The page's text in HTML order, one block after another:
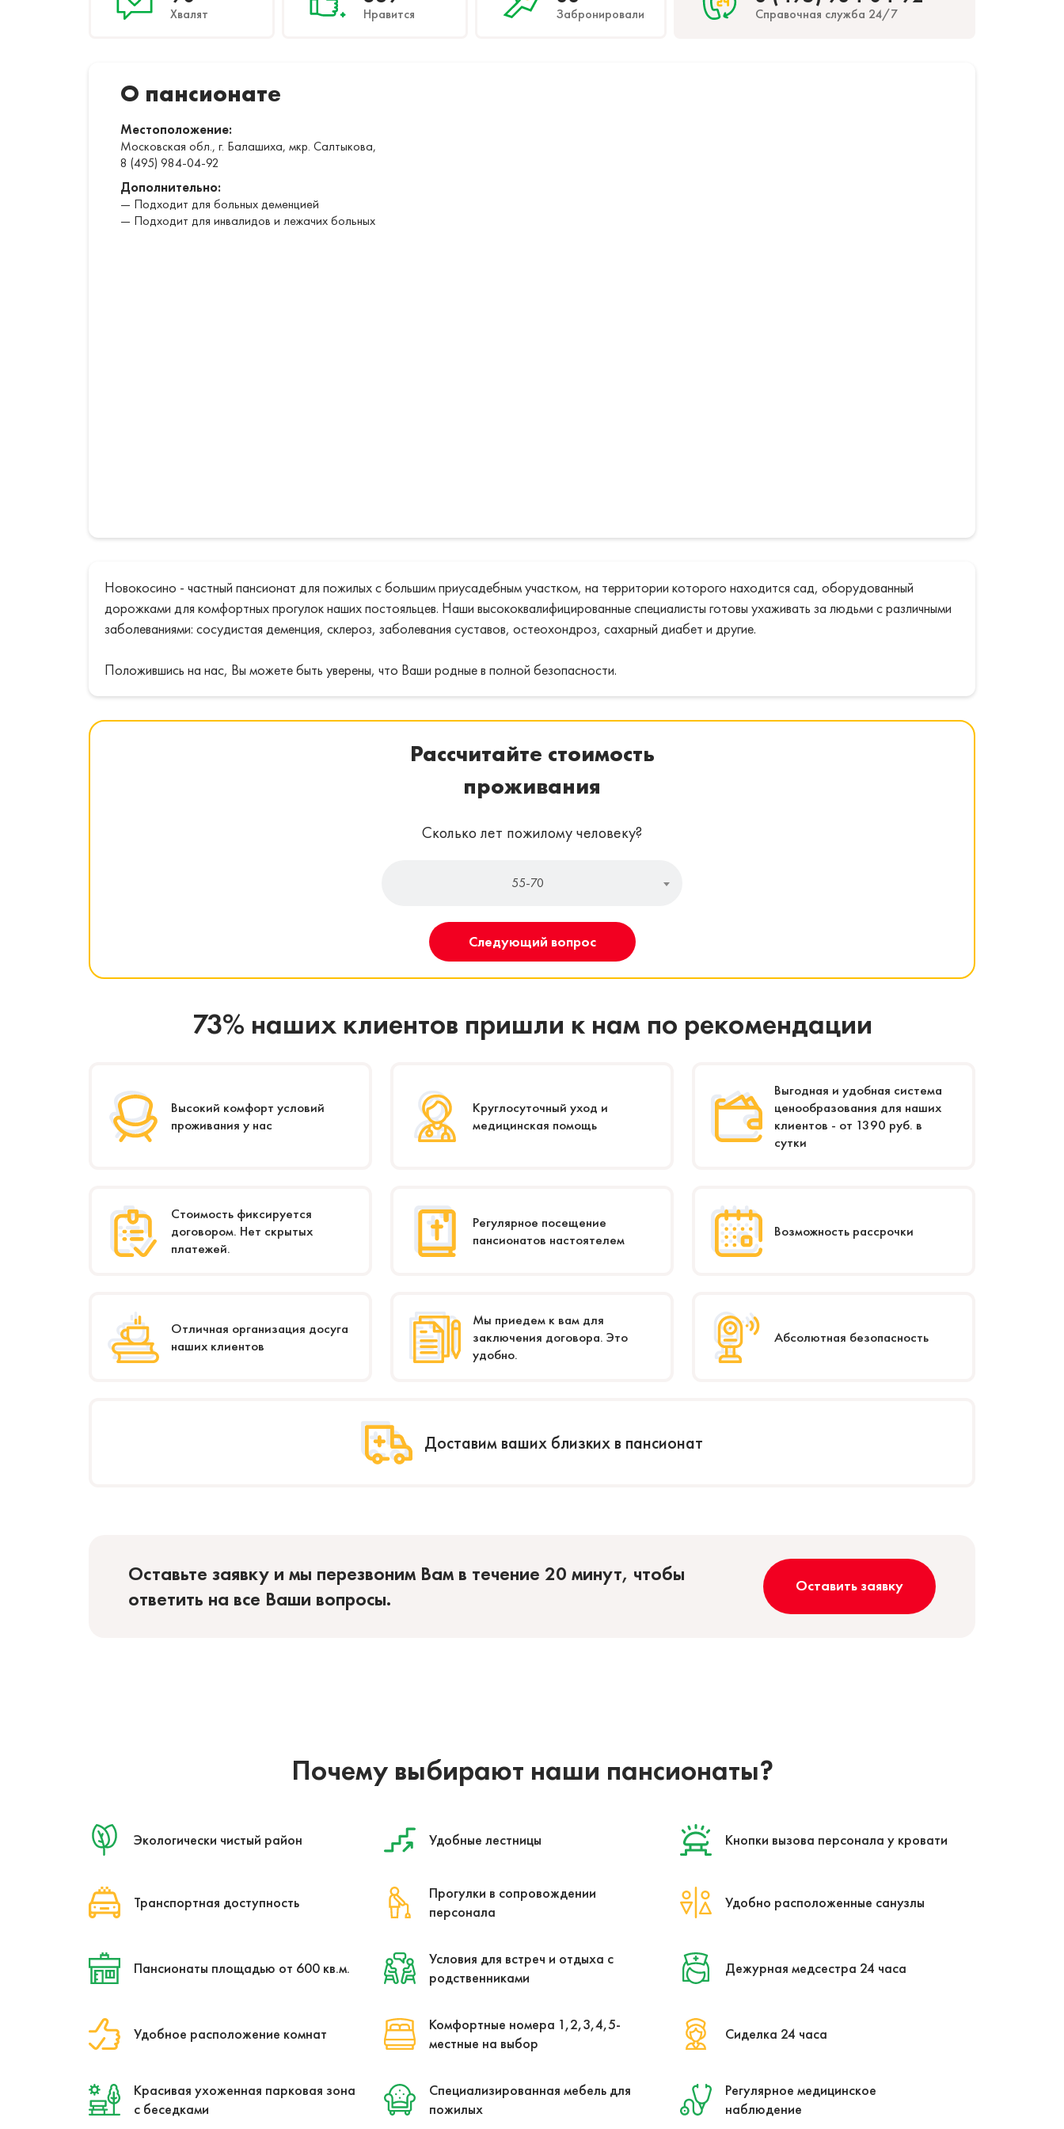
Хвалят Нравится Забронировали Справочная служба 24/7
О пансионате
Местоположение:
Московская обл., г. Балашиха, мкр. Салтыкова,
8 (495) 984-04-92
Дополнительно:
— Подходит для больных деменцией
— Подходит для инвалидов и лежачих больных
Новокосино - частный пансионат для пожилых с большим приусадебным участком, на территории которого находится сад, оборудованный
дорожками для комфортных прогулок наших постояльцев. Наши высококвалифицированные специалисты готовы ухаживать за людьми с различными
заболеваниями: сосудистая деменция, склероз, заболевания суставов, остеохондроз, сахарный диабет и другие.
Положившись на нас, Вы можете быть уверены, что Ваши родные в полной безопасности.
Рассчитайте стоимость
проживания
Сколько лет пожилому человеку?
55-70
Следующий вопрос
73% наших клиентов пришли к нам по рекомендации
Высокий комфорт условий
проживания у нас
Круглосуточный уход и
медицинская помощь
Выгодная и удобная система
ценообразования для наших
клиентов - от 1390 руб. в
сутки
Стоимость фиксируется
договором. Нет скрытых
платежей.
Регулярное посещение
пансионатов настоятелем
Возможность рассрочки
Отличная организация досуга
наших клиентов
Мы приедем к вам для
заключения договора. Это
удобно.
Абсолютная безопасность
Доставим ваших близких в пансионат
Оставьте заявку и мы перезвоним Вам в течение 20 минут, чтобы
ответить на все Ваши вопросы.
Оставить заявку
Почему выбирают наши пансионаты?
Экологически чистый район Удобные лестницы Кнопки вызова персонала у кровати
Транспортная доступность
Прогулки в сопровождении
персонала
Удобно расположенные санузлы
Пансионаты площадью от 600 кв.м.
Условия для встреч и отдыха с
родственниками
Дежурная медсестра 24 часа
Удобное расположение комнат
Комфортные номера 1,2,3,4,5-
местные на выбор
Сиделка 24 часа
Красивая ухоженная парковая зона
с беседками
Специализированная мебель для
пожилых
Регулярное медицинское
наблюдение